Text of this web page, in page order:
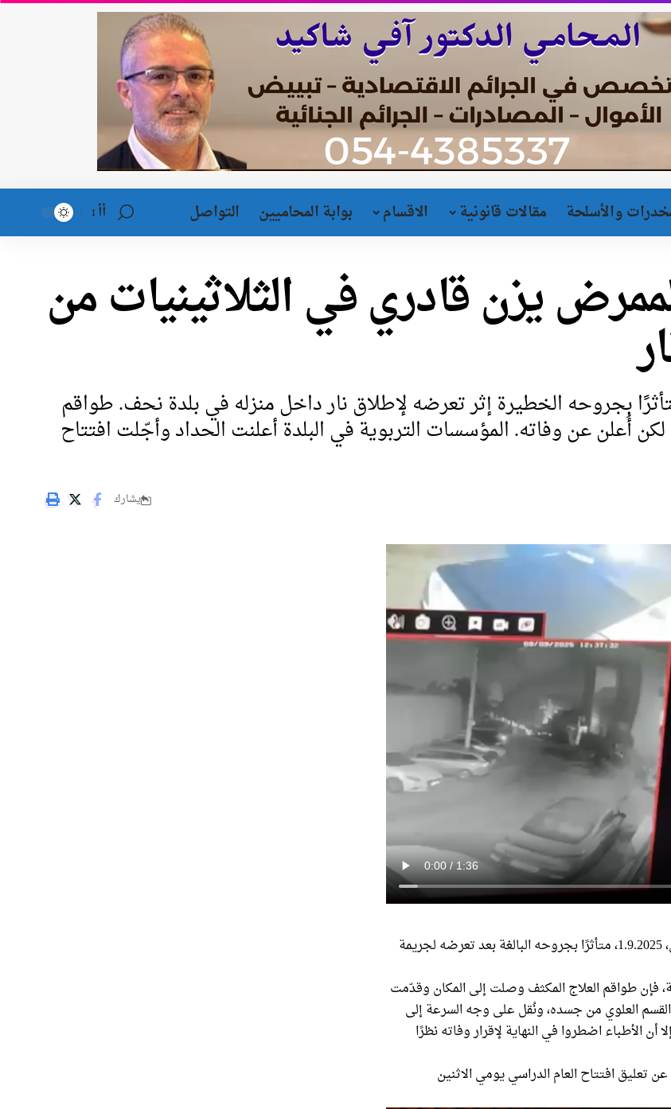
والأسلحة مقالات قانونية الاقسام بوابة المحاميين التواصل أأ
يزن قادري في الثلاثينيات من
فجر الاثنين متأثرًا بجروحه الخطيرة إثر تعرضه لإطلاق نار داخل منزله في بلدة نحف. طواقم
أُعلن عن وفاته. المؤسسات التربوية في البلدة أعلنت الحداد وأجّلت افتتاح
يشارك
لقي الشاب يزن قادري (32 عامًا) مصرعه فجر اليوم الاثنين، 1.9.2025، متأثرًا بجروحه البالغة بعد تعرضه لجريمة
طواقم العلاج المكثف وصلت إلى المكان وقدّمت
العلوي من جسده، ونُقل على وجه السرعة إلى
الأطباء اضطروا في النهاية لإقرار وفاته نظرًا
تعليق افتتاح العام الدراسي يومي الاثنين